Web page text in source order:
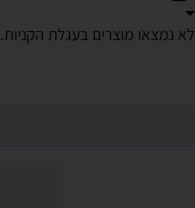
לא נמצאו מוצרים בעגלת הקניות.